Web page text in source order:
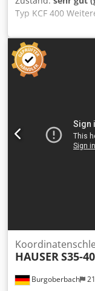
Typ KCF 400
Burgoberbach
HAUSERS35-